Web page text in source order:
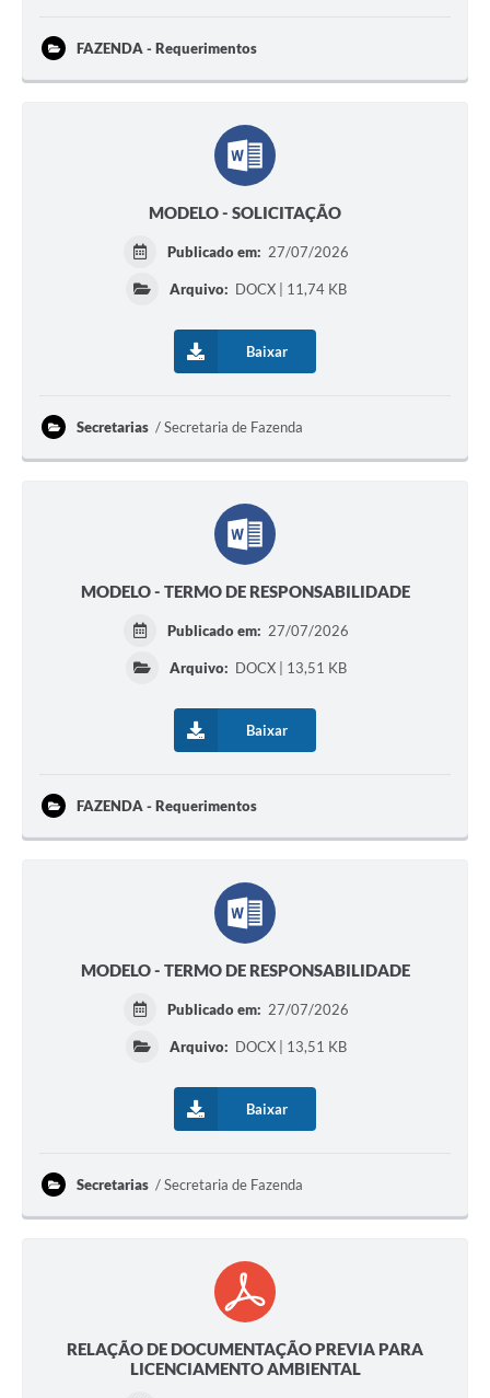
FAZENDA - Requerimentos
MODELO - SOLICITAÇÃO
Publicado em: 27/07/2026
Arquivo: DOCX | 11,74 KB
Baixar
Secretarias Secretaria de Fazenda
MODELO - TERMO DE RESPONSABILIDADE
Publicado em: 27/07/2026
Arquivo: DOCX | 13,51 KB
Baixar
FAZENDA - Requerimentos
MODELO - TERMO DE RESPONSABILIDADE
Publicado em: 27/07/2026
Arquivo: DOCX | 13,51 KB
Baixar
Secretarias Secretaria de Fazenda
RELAÇÃO DE DOCUMENTAÇÃO PREVIA PARA
LICENCIAMENTO AMBIENTAL